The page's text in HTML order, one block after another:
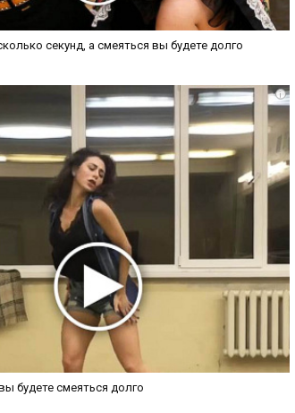
секунд, а смеяться вы будете долго
i
будете смеяться долго